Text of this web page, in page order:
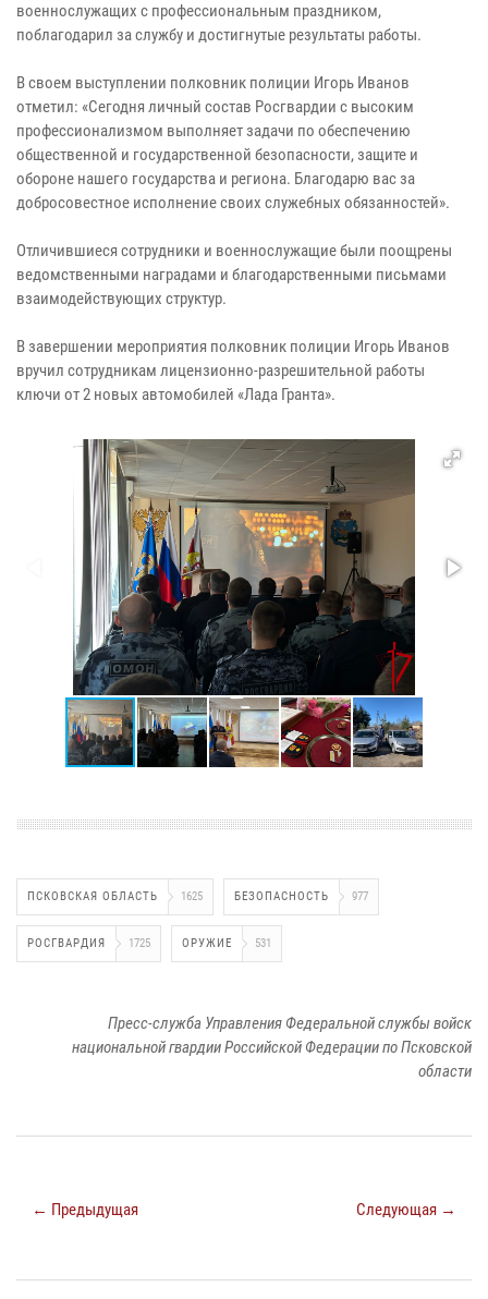
военнослужащих с профессиональным праздником,
поблагодарил за службу и достигнутые результаты работы.
В своем выступлении полковник полиции Игорь Иванов
отметил: «Сегодня личный состав Росгвардии с высоким
профессионализмом выполняет задачи по обеспечению
общественной и государственной безопасности, защите и
обороне нашего государства и региона. Благодарю вас за
добросовестное исполнение своих служебных обязанностей».
Отличившиеся сотрудники и военнослужащие были поощрены
ведомственными наградами и благодарственными письмами
взаимодействующих структур.
В завершении мероприятия полковник полиции Игорь Иванов
вручил сотрудникам лицензионно-разрешительной работы
ключи от 2 новых автомобилей «Лада Гранта».
ПСКОВСКАЯ ОБЛАСТЬ 1625 БЕЗОПАСНОСТЬ 977
РОСГВАРДИЯ 1725 ОРУЖИЕ 531
Пресс-служба Управления Федеральной службы войск
национальной гвардии Российской Федерации по Псковской
области
← Предыдущая Следующая →